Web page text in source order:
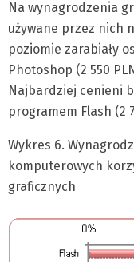
Na wynagrodzenia
używane przez nich
poziomie zarabiały
Photoshop (2 550
Najbardziej cenieni
programem Flash (2
Wykres 6.
komputerowych
graficznych